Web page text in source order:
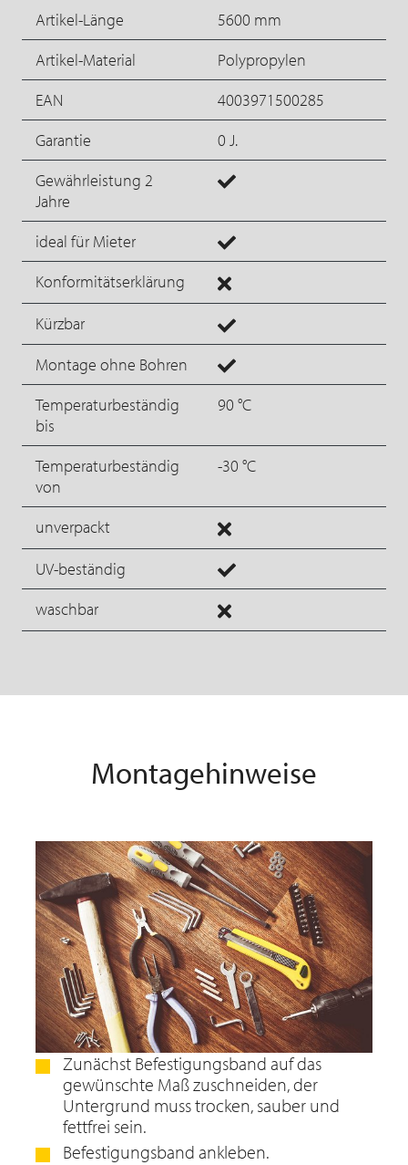
Artikel-Länge
5600 mm
Artikel-Material
Polypropylen
EAN
4003971500285
Garantie
0 J.
Gewährleistung 2
Jahre
ideal für Mieter
Konformitätserklärung
Kürzbar
Montage ohne Bohren
Temperaturbeständig
bis
90 °C
Temperaturbeständig
von
-30 °C
unverpackt
UV-beständig
waschbar
Montagehinweise
Zunächst Befestigungsband auf das
gewünschte Maß zuschneiden, der
Untergrund muss trocken, sauber und
fettfrei sein.
Befestigungsband ankleben.